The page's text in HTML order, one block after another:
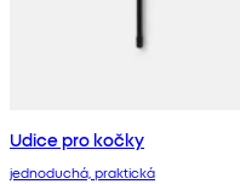
Udice pro kočky
jednoduchá, praktická